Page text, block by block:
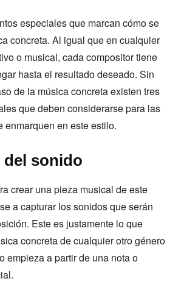
especiales que marcan cómo se
concreta. Al igual que en cualquier
o musical, cada compositor tiene
hasta el resultado deseado. Sin
de la música concreta existen tres
que deben considerarse para las
enmarquen en este estilo.
del sonido
crear una pieza musical de este
a capturar los sonidos que serán
Este es justamente lo que
concreta de cualquier otro género
empieza a partir de una nota o